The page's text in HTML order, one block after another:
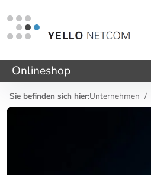
Onlineshop
Sie befinden sich hier:Unternehmen